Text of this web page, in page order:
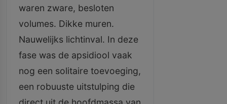
waren zware, besloten
volumes. Dikke muren.
Nauwelijks lichtinval. In deze
fase was de apsidiool vaak
nog een solitaire toevoeging,
een robuuste uitstulping die